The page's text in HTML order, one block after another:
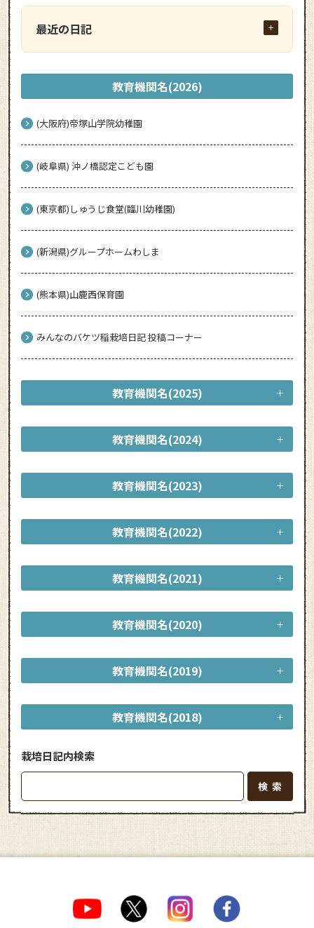
最近の日記
教育機関名(2026)
(大阪府)帝塚山学院幼稚園
(岐阜県) 沖ノ橋認定こども園
(東京都)しゅうじ食堂(臨川幼稚園)
(新潟県)グループホームわしま
(熊本県)山鹿西保育園
みんなのバケツ稲栽培日記 投稿コーナー
教育機関名(2025)
教育機関名(2024)
教育機関名(2023)
教育機関名(2022)
教育機関名(2021)
教育機関名(2020)
教育機関名(2019)
教育機関名(2018)
栽培日記内検索